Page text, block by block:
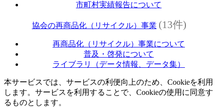
市町村実績報告について
協会の再商品化（リサイクル）事業 (13件)
再商品化（リサイクル）事業について
普及・啓発について
ライブラリ（データ情報、データ集）
本サービスでは、サービスの利便向上のため、Cookieを利用
します。サービスを利用することで、Cookieの使用に同意す
るものとします。